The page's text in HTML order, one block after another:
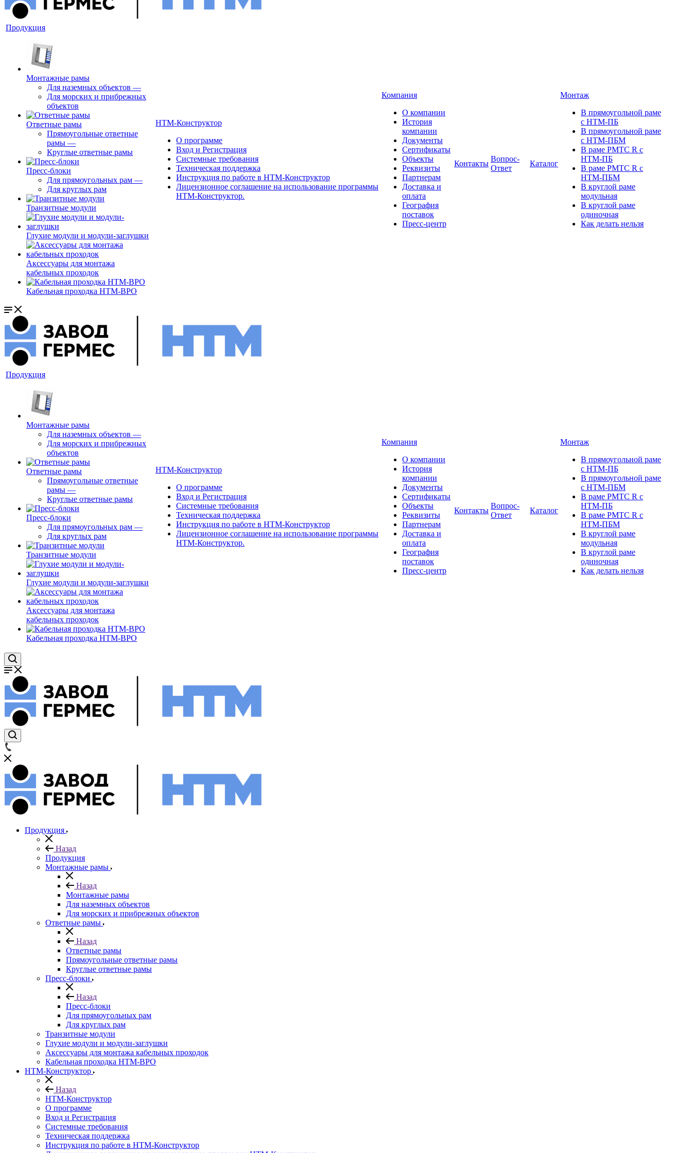
Продукция
Монтажные рамы
Для наземных объектов —
Для морских и прибрежных
объектов
Ответные рамы
Прямоугольные ответные
рамы —
Круглые ответные рамы
Пресс-блоки
Для прямоугольных рам —
Для круглых рам
Транзитные модули
Глухие модули и модули-заглушки
Аксессуары для монтажа
кабельных проходок
Кабельная проходка НТМ-ВРО
НТМ-Конструктор
О программе
Вход и Регистрация
Системные требования
Техническая поддержка
Инструкция по работе в НТМ-Конструктор
Лицензионное соглашение на использование программы
НТМ-Конструктор.
Компания
О компании
История
компании
Документы
Сертификаты
Объекты
Реквизиты
Партнерам
Доставка и
оплата
География
поставок
Пресс-центр
Контакты
Вопрос-
Ответ
Каталог
Монтаж
В прямоугольной раме
с НТМ-ПБ
В прямоугольной раме
с НТМ-ПБМ
В раме РМТС R с
НТМ-ПБ
В раме РМТС R с
НТМ-ПБМ
В круглой раме
модульная
В круглой раме
одиночная
Как делать нельзя
Продукция
Монтажные рамы
Для наземных объектов —
Для морских и прибрежных
объектов
Ответные рамы
Прямоугольные ответные
рамы —
Круглые ответные рамы
Пресс-блоки
Для прямоугольных рам —
Для круглых рам
Транзитные модули
Глухие модули и модули-заглушки
Аксессуары для монтажа
кабельных проходок
Кабельная проходка НТМ-ВРО
НТМ-Конструктор
О программе
Вход и Регистрация
Системные требования
Техническая поддержка
Инструкция по работе в НТМ-Конструктор
Лицензионное соглашение на использование программы
НТМ-Конструктор.
Компания
О компании
История
компании
Документы
Сертификаты
Объекты
Реквизиты
Партнерам
Доставка и
оплата
География
поставок
Пресс-центр
Контакты
Вопрос-
Ответ
Каталог
Монтаж
В прямоугольной раме
с НТМ-ПБ
В прямоугольной раме
с НТМ-ПБМ
В раме РМТС R с
НТМ-ПБ
В раме РМТС R с
НТМ-ПБМ
В круглой раме
модульная
В круглой раме
одиночная
Как делать нельзя
Продукция
Назад
Продукция
Монтажные рамы
Назад
Монтажные рамы
Для наземных объектов
Для морских и прибрежных объектов
Ответные рамы
Назад
Ответные рамы
Прямоугольные ответные рамы
Круглые ответные рамы
Пресс-блоки
Назад
Пресс-блоки
Для прямоугольных рам
Для круглых рам
Транзитные модули
Глухие модули и модули-заглушки
Аксессуары для монтажа кабельных проходок
Кабельная проходка НТМ-ВРО
НТМ-Конструктор
Назад
НТМ-Конструктор
О программе
Вход и Регистрация
Системные требования
Техническая поддержка
Инструкция по работе в НТМ-Конструктор